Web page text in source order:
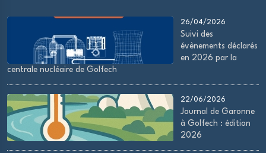
26/04/2026
Suivi des
évènements déclarés
en 2026 par la
centrale nucléaire de Golfech
22/06/2026
Journal de Garonne
à Golfech : édition
2026